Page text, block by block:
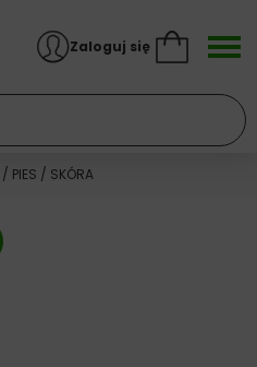
Zaloguj się
/ PIES / SKÓRA